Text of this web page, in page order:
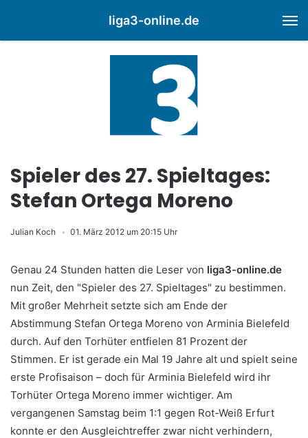
liga3-online.de
Spieler des 27. Spieltages:
Stefan Ortega Moreno
Julian Koch 01. März 2012 um 20:15 Uhr
Genau 24 Stunden hatten die Leser von liga3-online.de
nun Zeit, den "Spieler des 27. Spieltages" zu bestimmen.
Mit großer Mehrheit setzte sich am Ende der
Abstimmung Stefan Ortega Moreno von Arminia Bielefeld
durch. Auf den Torhüter entfielen 81 Prozent der
Stimmen. Er ist gerade ein Mal 19 Jahre alt und spielt seine
erste Profisaison – doch für Arminia Bielefeld wird ihr
Torhüter Ortega Moreno immer wichtiger. Am
vergangenen Samstag beim 1:1 gegen Rot-Weiß Erfurt
konnte er den Ausgleichtreffer zwar nicht verhindern,